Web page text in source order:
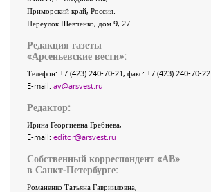
Приморский край, Россия
Переулок Шевченко, дом 9, 27
Редакция газеты
«Арсеньевские вести»:
Телефон: +7 (423) 240-70-21, факс: +7 (423) 240-70-22
E-mail: av@arsvest.ru
Редактор:
Ирина Георгиевна Гребнёва,
E-mail: editor@arsvest.ru
Собственный корреспондент «АВ»
в Санкт-Петербурге:
Романенко Татьяна Гаврииловна,